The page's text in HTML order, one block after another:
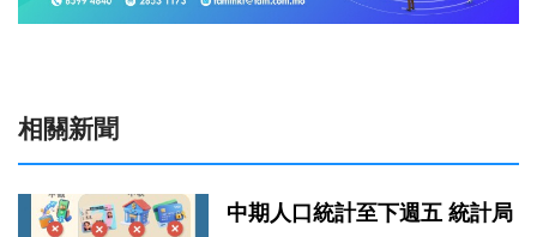
相關新聞
中期人口統計至下週五 統計局